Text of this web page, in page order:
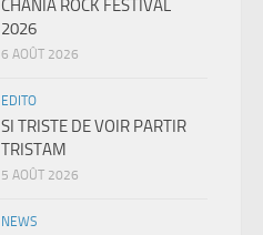
CHANIA ROCK FESTIVAL
2026
6 AOÛT 2026
EDITO
SI TRISTE DE VOIR PARTIR
TRISTAM
5 AOÛT 2026
NEWS